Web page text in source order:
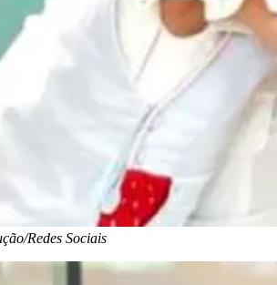
Redes Sociais